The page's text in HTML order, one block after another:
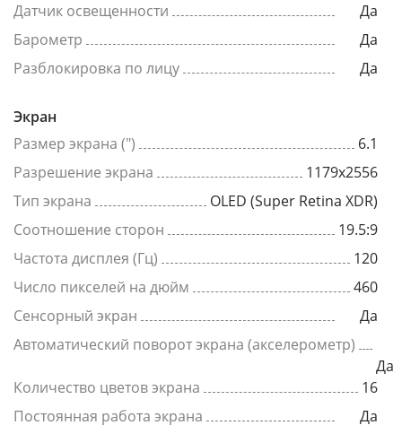
Датчик освещенности
Да
Барометр
Да
Разблокировка по лицу
Да
Экран
Размер экрана (")
6.1
Разрешение экрана
1179x2556
Тип экрана
OLED (Super Retina XDR)
Соотношение сторон
19.5:9
Частота дисплея (Гц)
120
Число пикселей на дюйм
460
Сенсорный экран
Да
Автоматический поворот экрана (акселерометр)
Да
Количество цветов экрана
16
Постоянная работа экрана
Да